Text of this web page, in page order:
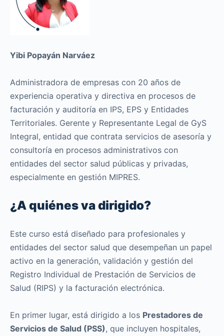
Yibi Popayán Narváez
Administradora de empresas con 20 años de
experiencia operativa y directiva en procesos de
facturación y auditoría en IPS, EPS y Entidades
Territoriales. Gerente y Representante Legal de GyS
Integral, entidad que contrata servicios de asesoría y
consultoría en procesos administrativos con
entidades del sector salud públicas y privadas,
especialmente en gestión MIPRES.
¿A quiénes va dirigido?
Este curso está diseñado para profesionales y
entidades del sector salud que desempeñan un papel
activo en la generación, validación y gestión del
Registro Individual de Prestación de Servicios de
Salud (RIPS) y la facturación electrónica.
En primer lugar, está dirigido a los Prestadores de
Servicios de Salud (PSS), que incluyen hospitales,